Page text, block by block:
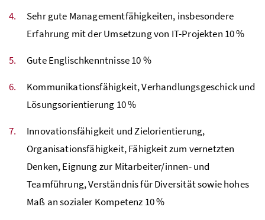
Sehr gute Managementfähigkeiten, insbesondere
Erfahrung mit der Umsetzung von IT-Projekten 10%
Gute Englischkenntnisse 10%
Kommunikationsfähigkeit, Verhandlungsgeschick und
Lösungsorientierung 10%
Innovationsfähigkeit und Zielorientierung,
Organisationsfähigkeit, Fähigkeit zum vernetzten
Denken, Eignung zur Mitarbeiter/innen- und
Teamführung, Verständnis für Diversität sowie hohes
Maß an sozialer Kompetenz 10%